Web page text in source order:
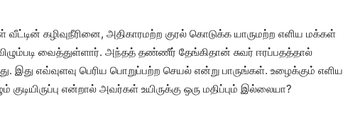
வீட்டின் கழிவுநீரினை, அதிகாரமற்ற குரல் கொடுக்க யாருமற்ற எளிய மக்கள்
வைத்துள்ளார். அந்தத் தண்ணீர் தேங்கிதான் சுவர் ஈரப்பதத்தால்
இது எவ்வுளவு பெரிய பொறுப்பற்ற செயல் என்று பாருங்கள். உழைக்கும் எளிய
என்றால் அவர்கள் உயிருக்கு ஒரு மதிப்பும் இல்லையா?